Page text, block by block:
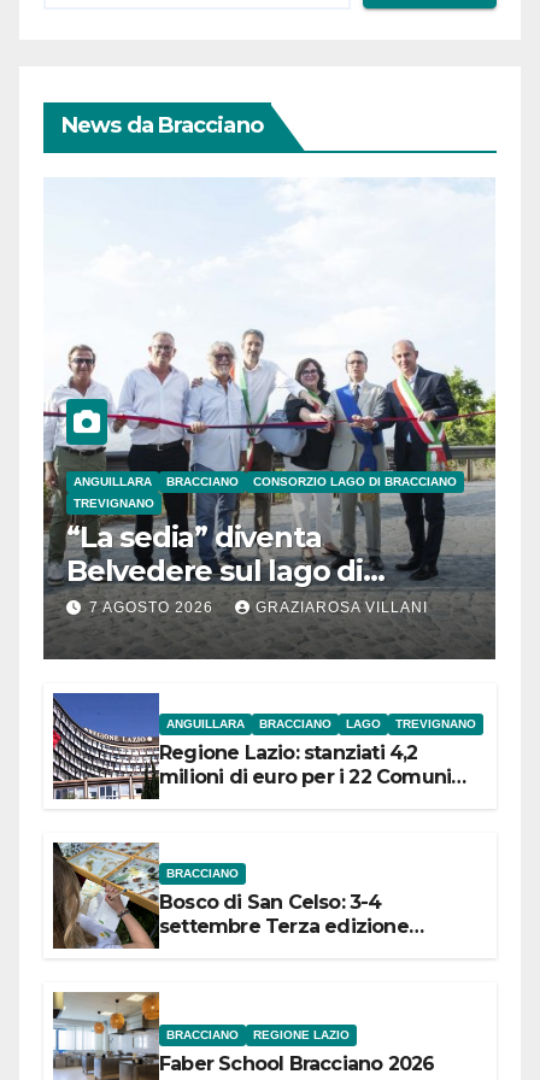
News da Bracciano
ANGUILLARA BRACCIANO
CONSORZIO LAGO DI BRACCIANO
TREVIGNANO
“La sedia” diventa
Belvedere sul lago di
Bracciano: ieri
l’inaugurazione
7 AGOSTO 2026 GRAZIAROSA VILLANI
ANGUILLARA BRACCIANO LAGO TREVIGNANO
Regione Lazio: stanziati 4,2
milioni di euro per i 22 Comuni
BRACCIANO
Bosco di San Celso: 3-4
settembre Terza edizione
BRACCIANO REGIONE LAZIO
Faber School Bracciano 2026